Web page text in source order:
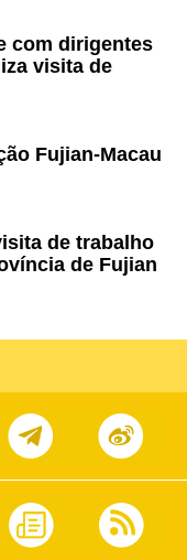
com dirigentes
visita de
Fujian-Macau
de trabalho
de Fujian